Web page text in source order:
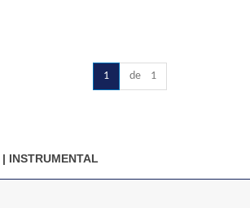
1 de 1
| INSTRUMENTAL